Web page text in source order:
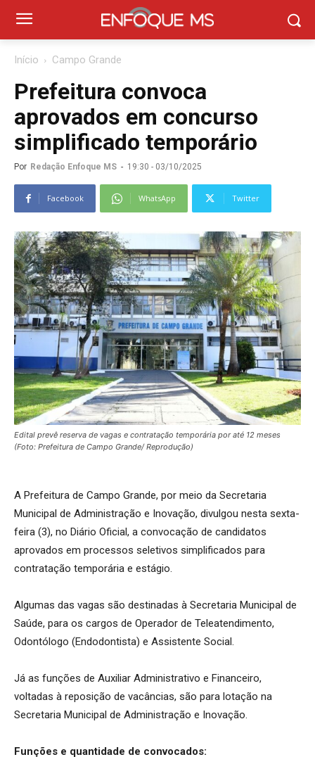
Início Campo Grande
Prefeitura convoca
aprovados em concurso
simplificado temporário
Por Redação Enfoque MS - 19:30 - 03/10/2025
Facebook WhatsApp Twitter
Edital prevê reserva de vagas e contratação temporária por até 12 meses
(Foto: Prefeitura de Campo Grande/ Reprodução)
A Prefeitura de Campo Grande, por meio da Secretaria
Municipal de Administração e Inovação, divulgou nesta sexta-
feira (3), no Diário Oficial, a convocação de candidatos
aprovados em processos seletivos simplificados para
contratação temporária e estágio.
Algumas das vagas são destinadas à Secretaria Municipal de
Saúde, para os cargos de Operador de Teleatendimento,
Odontólogo (Endodontista) e Assistente Social.
Já as funções de Auxiliar Administrativo e Financeiro,
voltadas à reposição de vacâncias, são para lotação na
Secretaria Municipal de Administração e Inovação.
Funções e quantidade de convocados: